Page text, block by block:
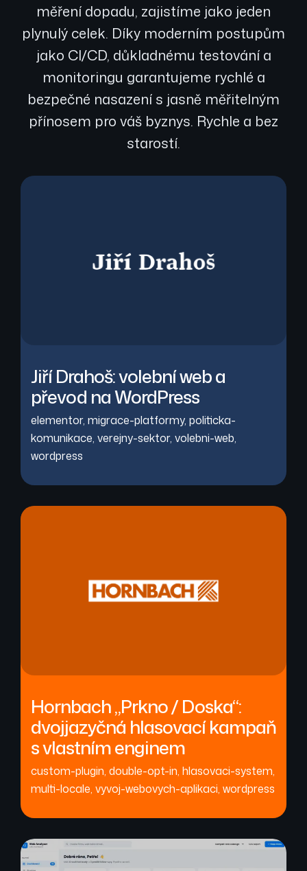
měření dopadu, zajistíme jako jeden
plynulý celek. Díky moderním postupům
jako CI/CD, důkladnému testování a
monitoringu garantujeme rychlé a
bezpečné nasazení s jasně měřitelným
přínosem pro váš byznys. Rychle a bez
starostí.
Jiří Drahoš: volební web a
převod na WordPress
elementor, migrace-platformy, politicka-
komunikace, verejny-sektor, volebni-web,
wordpress
Hornbach „Prkno / Doska“:
dvojjazyčná hlasovací kampaň
s vlastním enginem
custom-plugin, double-opt-in, hlasovaci-system,
multi-locale, vyvoj-webovych-aplikaci, wordpress